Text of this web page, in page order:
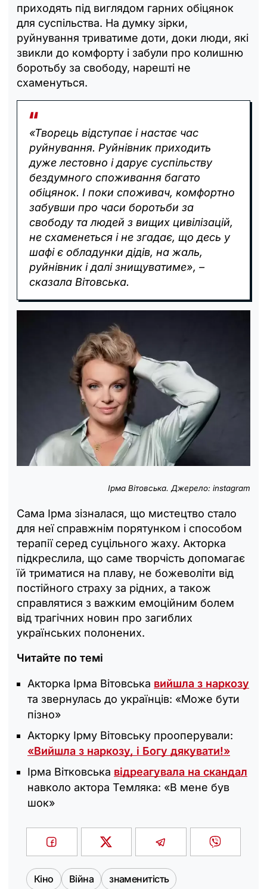
приходять під виглядом гарних обіцянок
для суспільства. На думку зірки,
руйнування триватиме доти, доки люди, які
звикли до комфорту і забули про колишню
боротьбу за свободу, нарешті не
схаменуться.
«Творець відступає і настає час
руйнування. Руйнівник приходить
дуже лестовно і дарує суспільству
бездумного споживання багато
обіцянок. І поки споживач, комфортно
забувши про часи боротьби за
свободу та людей з вищих цивілізацій,
не схаменеться і не згадає, що десь у
шафі є обладунки дідів, на жаль,
руйнівник і далі знищуватиме», –
сказала Вітовська.
Ірма Вітовська. Джерело: instagram
Сама Ірма зізналася, що мистецтво стало
для неї справжнім порятунком і способом
терапії серед суцільного жаху. Акторка
підкреслила, що саме творчість допомагає
їй триматися на плаву, не божеволіти від
постійного страху за рідних, а також
справлятися з важким емоційним болем
від трагічних новин про загиблих
українських полонених.
Читайте по темі
Акторка Ірма Вітовська вийшла з наркозу
та звернулась до українців: «Може бути
пізно‎»
Акторку Ірму Вітовську прооперували:
«‎Вийшла з наркозу, і Богу дякувати!»
Ірма Вітковська відреагувала на скандал
навколо актора Темляка: «В мене був
шок‎»
Кіно Війна знаменитість